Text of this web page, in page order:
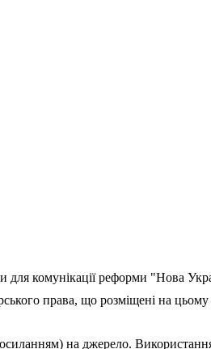
для комунікації реформи "Нова
права, що розміщені на
на джерело.